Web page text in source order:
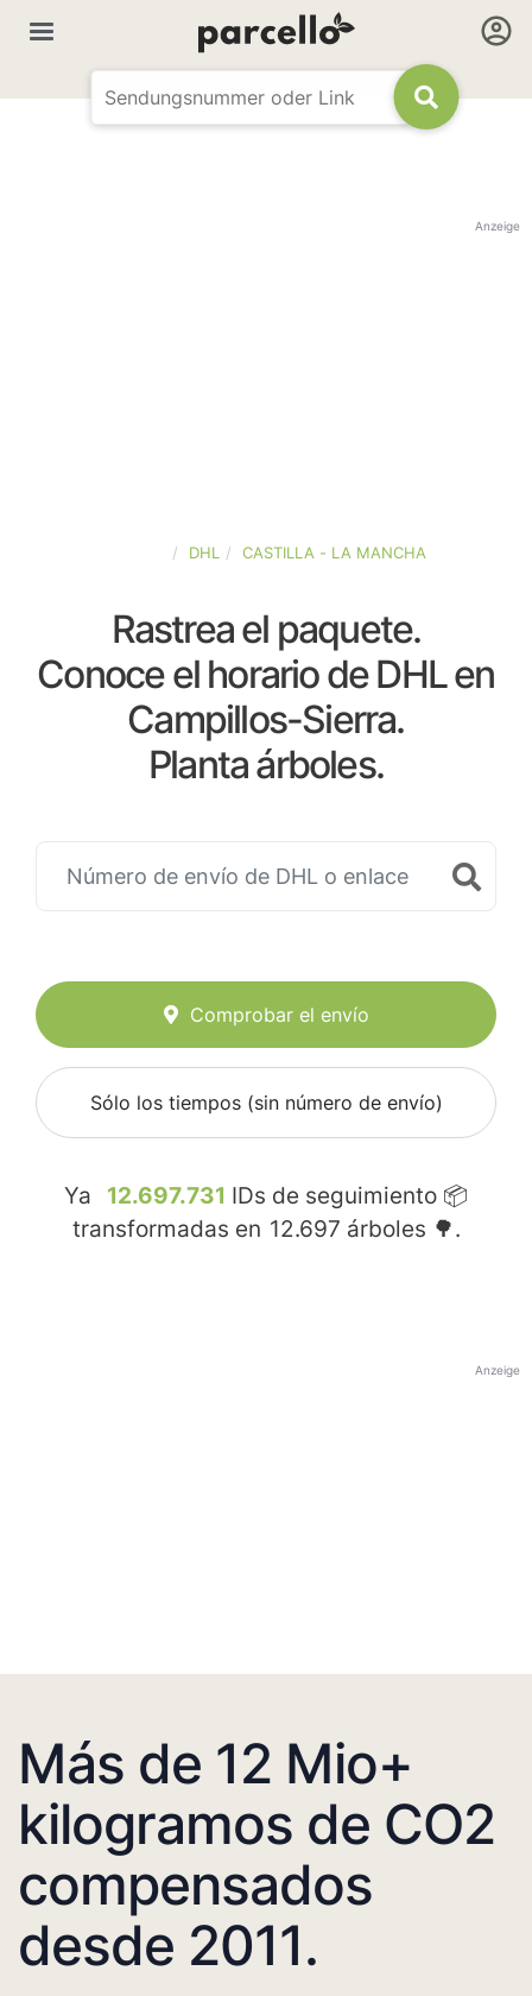
Anzeige
DHL CASTILLA - LA MANCHA
Rastrea el paquete.
Conoce el horario de DHL en
Campillos-Sierra.
Planta árboles.
Comprobar el envío
Sólo los tiempos (sin número de envío)
Ya 12.697.731 IDs de seguimiento 📦
transformadas en 12.697 árboles 🌳.
Anzeige
Más de 12 Mio+
kilogramos de CO2
compensados
desde 2011.